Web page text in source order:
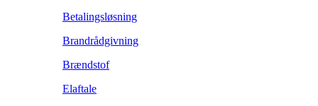
Betalingsløsning
Brandrådgivning
Brændstof
Elaftale